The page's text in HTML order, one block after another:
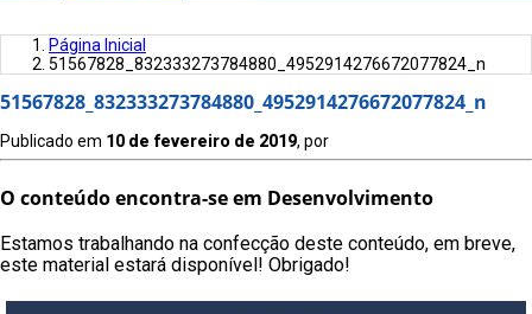
Página Inicial
51567828_832333273784880_4952914276672077824_n
51567828_832333273784880_4952914276672077824_n
Publicado em 10 de fevereiro de 2019, por
O conteúdo encontra-se em Desenvolvimento
Estamos trabalhando na confecção deste conteúdo, em breve,
este material estará disponível! Obrigado!